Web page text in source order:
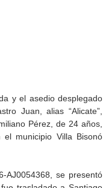
y el asedio desplegado
Juan, alias “Alicate”,
Pérez, de 24 años,
municipio Villa Bisonó
AJ0054368, se presentó